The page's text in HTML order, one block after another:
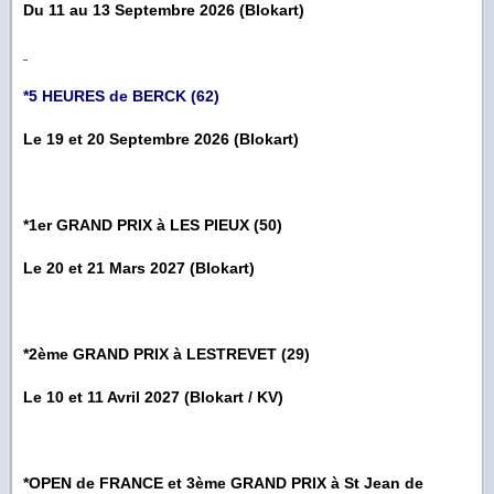
Du 11 au 13 Septembre 2026 (Blokart)
*5 HEURES de BERCK (62)
Le 19 et 20 Septembre 2026 (Blokart)
*1er GRAND PRIX à LES PIEUX (50)
Le 20 et 21 Mars 2027 (Blokart)
*2ème GRAND PRIX à LESTREVET (29)
Le 10 et 11 Avril 2027 (Blokart / KV)
*OPEN de FRANCE et 3ème GRAND PRIX à St Jean de